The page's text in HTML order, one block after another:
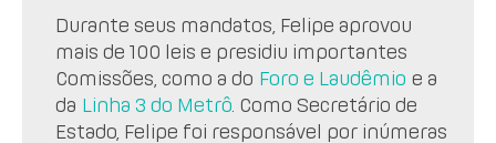
Durante seus mandatos, Felipe aprovou
mais de 100 leis e presidiu importantes
Comissões, como a do Foro e Laudêmio e a
da Linha 3 do Metrô . Como Secretário de
Estado, Felipe foi responsável por inúmeras